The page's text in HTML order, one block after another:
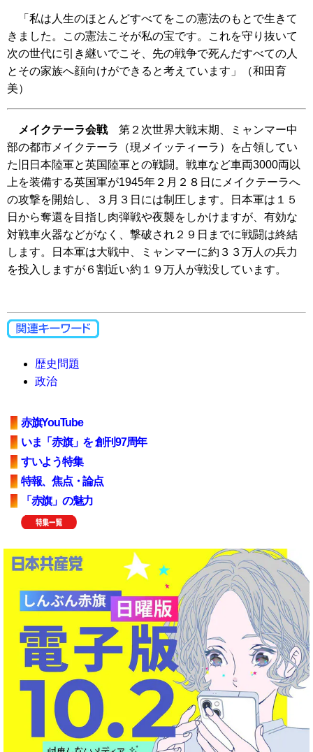
「私は人生のほとんどすべてをこの憲法のもとで生きて
きました。この憲法こそが私の宝です。これを守り抜いて
次の世代に引き継いでこそ、先の戦争で死んだすべての人
とその家族へ顔向けができると考えています」（和田育
美）
メイクテーラ会戦第２次世界大戦末期、ミャンマー中
部の都市メイクテーラ（現メイッティーラ）を占領してい
た旧日本陸軍と英国陸軍との戦闘。戦車など車両3000両以
上を装備する英国軍が1945年２月２８日にメイクテーラへ
の攻撃を開始し、３月３日には制圧します。日本軍は１５
日から奪還を目指し肉弾戦や夜襲をしかけますが、有効な
対戦車火器などがなく、撃破され２９日までに戦闘は終結
します。日本軍は大戦中、ミャンマーに約３３万人の兵力
を投入しますが６割近い約１９万人が戦没しています。
歴史問題
政治
赤旗YouTube
いま「赤旗」を 創刊97周年
すいよう特集
特報、焦点・論点
「赤旗」の魅力